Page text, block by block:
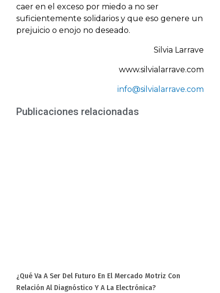
caer en el exceso por miedo a no ser
suficientemente solidarios y que eso genere un
prejuicio o enojo no deseado.
Silvia Larrave
www.silvialarrave.com
info@silvialarrave.com
Publicaciones relacionadas
¿Qué Va A Ser Del Futuro En El Mercado Motriz Con
Relación Al Diagnóstico Y A La Electrónica?